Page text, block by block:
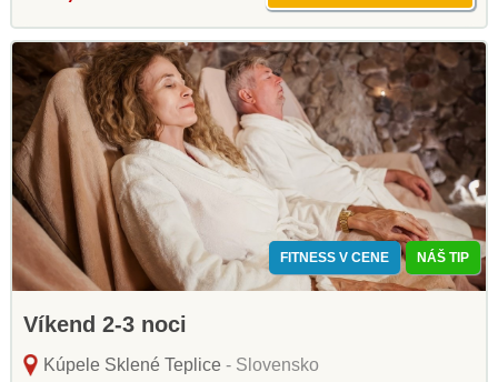
FITNESS V CENE NÁŠ TIP
Víkend 2-3 noci
Kúpele Sklené Teplice- Slovensko